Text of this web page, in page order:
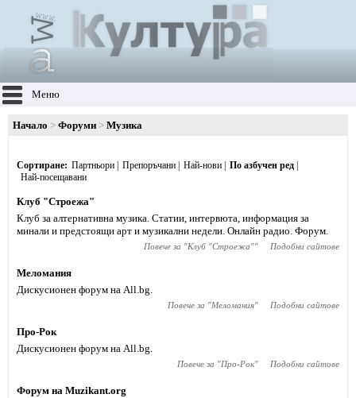
Меню
Начало Форуми Музика
Сортиране Партньори Препоръчани Най-нови
По азбучен ред
Най-посещавани
Клуб "Строежа"
Клуб за алтернативна музика. Статии, интервюта, информация за
минали и предстоящи арт и музикални недели. Онлайн радио. Форум.
Повече за "Клуб "Строежа"" Подобни сайтове
Меломания
Дискусионен форум на All.bg.
Повече за "Меломания" Подобни сайтове
Про-Рок
Дискусионен форум на All.bg.
Повече за "Про-Рок" Подобни сайтове
Форум на Muzikant.org